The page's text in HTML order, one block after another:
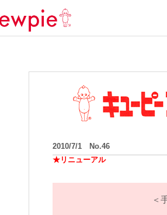
2010/7/1 No.46
★リニューアル
＜